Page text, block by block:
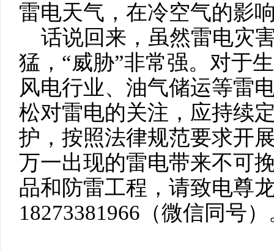
雷电天气，在冷空气的影
话说回来，虽然雷电灾
猛，“威胁”非常强。对于
风电行业、油气储运等雷
松对雷电的关注，应持续
护，按照法律规范要求开
万一出现的雷电带来不可
品和防雷工程，请致电尊
18273381966（微信同号）